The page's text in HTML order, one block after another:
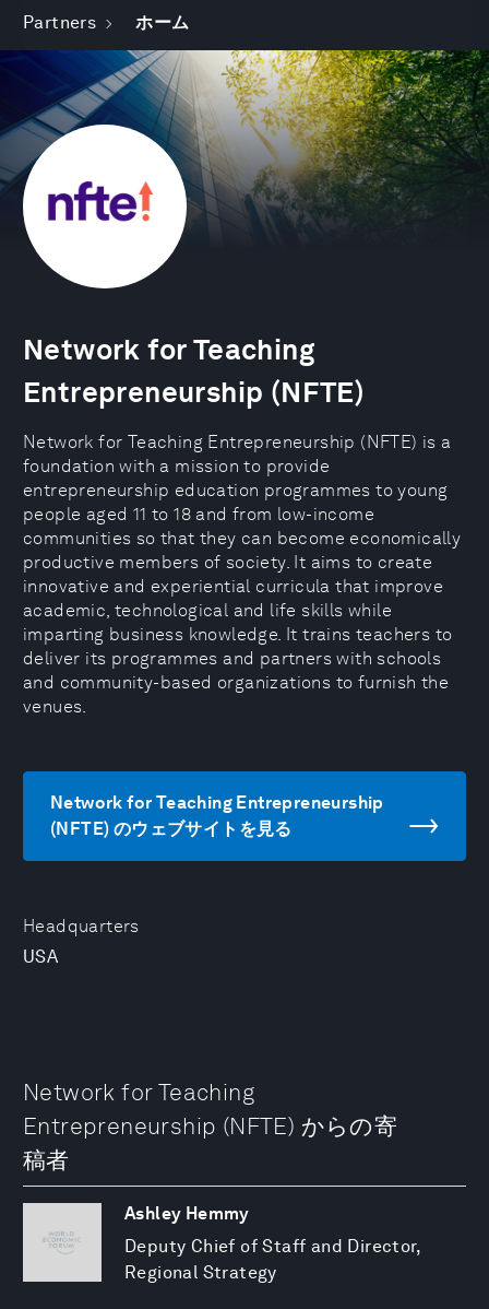
Partners ホーム
Headquarters
USA
Network for Teaching
Entrepreneurship (NFTE)
Network for Teaching Entrepreneurship (NFTE) is a
foundation with a mission to provide
entrepreneurship education programmes to young
people aged 11 to 18 and from low-income
communities so that they can become economically
productive members of society. It aims to create
innovative and experiential curricula that improve
academic, technological and life skills while
imparting business knowledge. It trains teachers to
deliver its programmes and partners with schools
and community-based organizations to furnish the
venues.
Network for Teaching Entrepreneurship
(NFTE) のウェブサイトを見る
Network for Teaching
Entrepreneurship (NFTE) からの寄
稿者
Ashley Hemmy
Deputy Chief of Staff and Director,
Regional Strategy